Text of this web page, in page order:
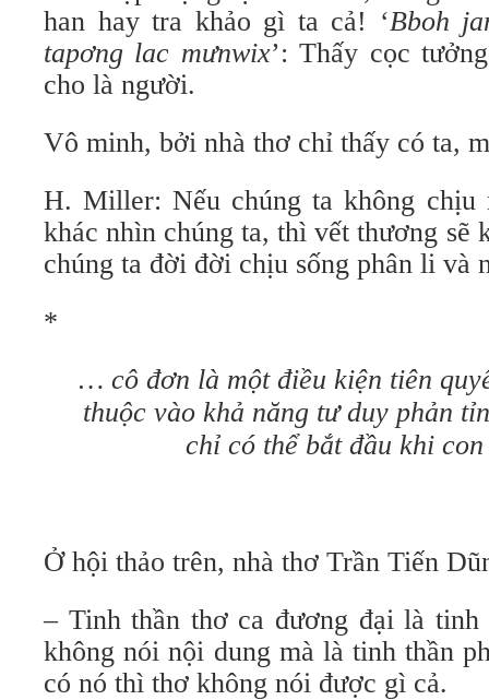
han hay tra khảo gì ta cả! ‘Bboh
tapơng lac mưnwix’: Thấy cọc
cho là người.
Vô minh, bởi nhà thơ chỉ thấy có ta,
H. Miller: Nếu chúng ta không chịu
khác nhìn chúng ta, thì vết thương sẽ
chúng ta đời đời chịu sống phân li và
*
… cô đơn là một điều kiện tiên
thuộc vào khả năng tư duy phản
chỉ có thể bắt đầu khi
Ở hội thảo trên, nhà thơ Trần Tiến
– Tinh thần thơ ca đương đại là tinh
không nói nội dung mà là tinh thần
có nó thì thơ không nói được gì cả.